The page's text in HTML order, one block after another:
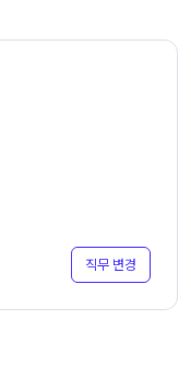
직무 변경